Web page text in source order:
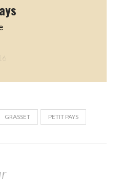
GRASSET PETIT PAYS